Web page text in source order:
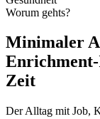
Worum gehts?
Minimaler
Zeit
Der Alltag mit Job,